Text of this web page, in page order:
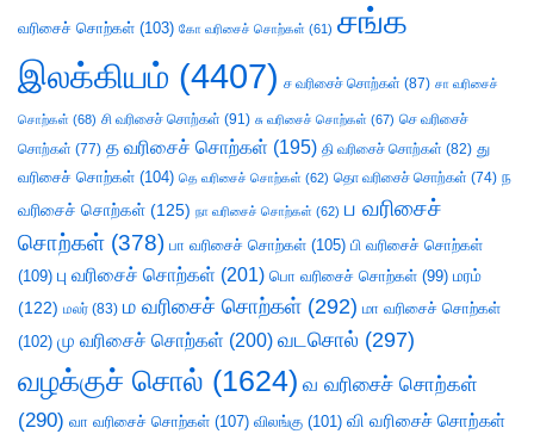
வரிசைச் சொற்கள் (103) கோ வரிசைச் சொற்கள் (61) சங்க
இலக்கியம் (4407) ச வரிசைச் சொற்கள் (87) சா வரிசைச்
சொற்கள் (68) சி வரிசைச் சொற்கள் (91) சு வரிசைச் சொற்கள் (67) செ வரிசைச்
சொற்கள் (77) த வரிசைச் சொற்கள் (195) தி வரிசைச் சொற்கள் (82) து
வரிசைச் சொற்கள் (104) தெ வரிசைச் சொற்கள் (62) தொ வரிசைச் சொற்கள் (74) ந
வரிசைச் சொற்கள் (125) நா வரிசைச் சொற்கள் (62) ப வரிசைச்
சொற்கள் (378) பா வரிசைச் சொற்கள் (105) பி வரிசைச் சொற்கள்
(109) பு வரிசைச் சொற்கள் (201) பொ வரிசைச் சொற்கள் (99) மரம்
(122) மலர் (83) ம வரிசைச் சொற்கள் (292) மா வரிசைச் சொற்கள்
(102) மு வரிசைச் சொற்கள் (200) வடசொல் (297)
வழக்குச் சொல் (1624) வ வரிசைச் சொற்கள்
(290) வா வரிசைச் சொற்கள் (107) விலங்கு (101) வி வரிசைச் சொற்கள்